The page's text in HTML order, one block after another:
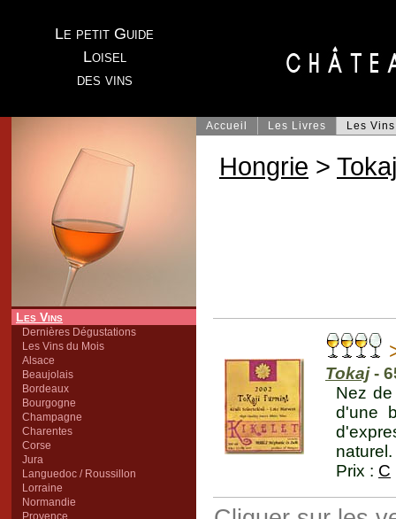
Le petit Guide
Loisel
des vins
Les Vins
Dernières Dégustations
Les Vins du Mois
Alsace
Beaujolais
Bordeaux
Bourgogne
Champagne
Charentes
Corse
Jura
Languedoc / Roussillon
Lorraine
Normandie
Provence
Accueil Les Livres Les Vins
Hongrie > Tokaj
Tokaj-
Nez
d'une
Prix : C